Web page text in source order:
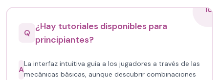
10
Q
¿Hay tutoriales disponibles para
principiantes?
A
La interfaz intuitiva guía a los jugadores a través de las
mecánicas básicas, aunque descubrir combinaciones